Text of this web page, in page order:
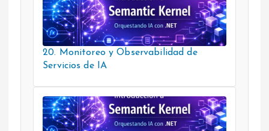
20. Monitoreo y Observabilidad de
Servicios de IA